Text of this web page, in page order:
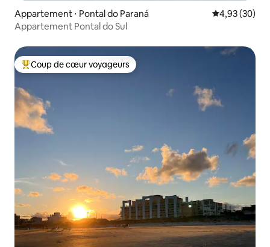
Appartement ⋅ Pontal do Paraná Évaluation
4,93 (30)
Appartement Pontal do Sul
Coups de cœur voyageurs les plus appréciés
Coup de cœur voyageurs